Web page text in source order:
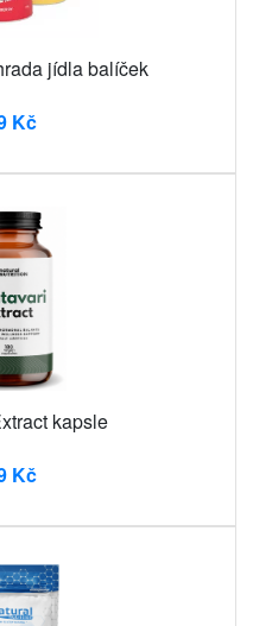
jídla balíček
Kč
kapsle
Kč